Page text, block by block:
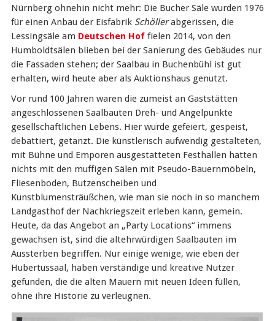
Nürnberg ohnehin nicht mehr: Die Bucher Säle wurden 1976
für einen Anbau der Eisfabrik Schöllerabgerissen, die
Lessingsäle am Deutschen Hoffielen 2014, von den
Humboldtsälen blieben bei der Sanierung des Gebäudes nur
die Fassaden stehen; der Saalbau in Buchenbühl ist gut
erhalten, wird heute aber als Auktionshaus genutzt.
Vor rund 100 Jahren waren die zumeist an Gaststätten
angeschlossenen Saalbauten Dreh- und Angelpunkte
gesellschaftlichen Lebens. Hier wurde gefeiert, gespeist,
debattiert, getanzt. Die künstlerisch aufwendig gestalteten,
mit Bühne und Emporen ausgestatteten Festhallen hatten
nichts mit den muffigen Sälen mit Pseudo-Bauernmöbeln,
Fliesenboden, Butzenscheiben und
Kunstblumensträußchen, wie man sie noch in so manchem
Landgasthof der Nachkriegszeit erleben kann, gemein.
Heute, da das Angebot an „Party Locations“ immens
gewachsen ist, sind die altehrwürdigen Saalbauten im
Aussterben begriffen. Nur einige wenige, wie eben der
Hubertussaal, haben verständige und kreative Nutzer
gefunden, die die alten Mauern mit neuen Ideen füllen,
ohne ihre Historie zu verleugnen.